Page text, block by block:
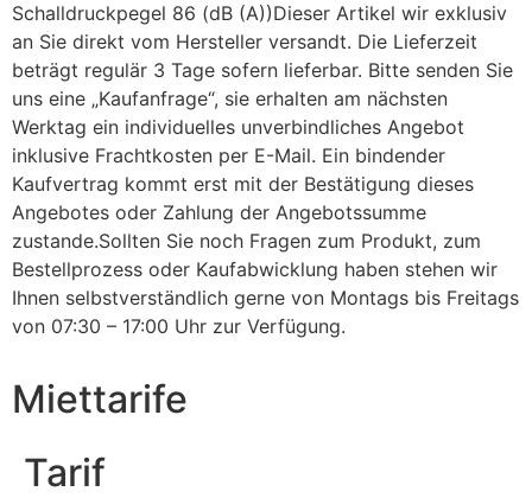
Schalldruckpegel 86 (dB (A))Dieser Artikel wir exklusiv
an Sie direkt vom Hersteller versandt. Die Lieferzeit
beträgt regulär 3 Tage sofern lieferbar. Bitte senden Sie
uns eine „Kaufanfrage“, sie erhalten am nächsten
Werktag ein individuelles unverbindliches Angebot
inklusive Frachtkosten per E-Mail. Ein bindender
Kaufvertrag kommt erst mit der Bestätigung dieses
Angebotes oder Zahlung der Angebotssumme
zustande.Sollten Sie noch Fragen zum Produkt, zum
Bestellprozess oder Kaufabwicklung haben stehen wir
Ihnen selbstverständlich gerne von Montags bis Freitags
von 07:30 – 17:00 Uhr zur Verfügung.
Miettarife
Tarif